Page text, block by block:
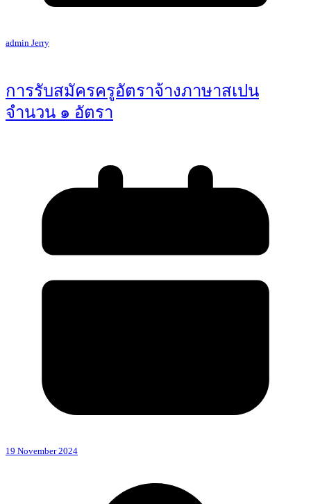
admin Jerry
การรับสมัครครูอัตราจ้างภาษาสเปน
จำนวน ๑ อัตรา
19 November 2024